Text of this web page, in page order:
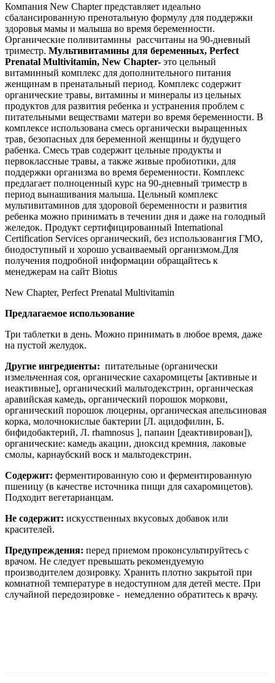
Компания New Chapter представляет идеально
сбалансированную пренотальную формулу для поддержки
здоровья мамы и малыша во время беременности.
Органические поливитамины рассчитаны на 90-дневный
триместр. Мультивитамины для беременных, Perfect
Prenatal Multivitamin, New Chapter- это цельный
витаминный комплекс для дополнительного питания
женщинам в пренатальный период. Комплекс содержит
органические травы, витамины и минералы из цельных
продуктов для развития ребенка и устранения проблем с
питательными веществами матери во время беременности. В
комплексе использована смесь органически выращенных
трав, безопасных для беременной женщины и будущего
рабенка. Смесь трав содержит цельные продукты и
первоклассные травы, а также живые пробиотики, для
поддержки организма во время беременности. Комплекс
предлагает полноценный курс на 90-дневный триместр в
период вынашивания малыша. Цельный комплекс
мультивитаминов для здоровой беременности и развития
ребенка можно принимать в течении дня и даже на голодный
желедок. Продукт сертифицированный International
Certification Services органический, без использовангия ГМО,
биодоступный и хорошо усваиваемый организмом.Для
получения подробной информации обращайтесь к
менеджерам на сайт Biotus
New Chapter, Perfect Prenatal Multivitamin
Предлагаемое использование
Три таблетки в день. Можно принимать в любое время, даже
на пустой желудок.
Другие ингредиенты: питательные (органически
измельченная соя, органические сахаромицеты [активные и
неактивные], органический мальтодекстрин, органическая
аравийская камедь, органический порошок моркови,
органический порошок люцерны, органическая апельсиновая
корка, молочнокислые бактерии [Л. ацидофилин, Б.
бифидобактерий, Л. rhamnosus ], папаин [деактивирован]),
органические: камедь акации, диоксид кремния, лаковые
смолы, карнаубский воск и мальтодекстрин.
Содержит: ферментированную сою и ферментированную
пшеницу (в качестве источника пищи для сахаромицетов).
Подходит вегетарианцам.
Не содержит: искусственных вкусовых добавок или
красителей.
Предупреждения: перед приемом проконсультируйтесь с
врачом. Не следует превышать рекомендуемую
производителем дозировку. Хранить плотно закрытой при
комнатной температуре в недоступном для детей месте. При
случайной передозировке - немедленно обратитесь к врачу.